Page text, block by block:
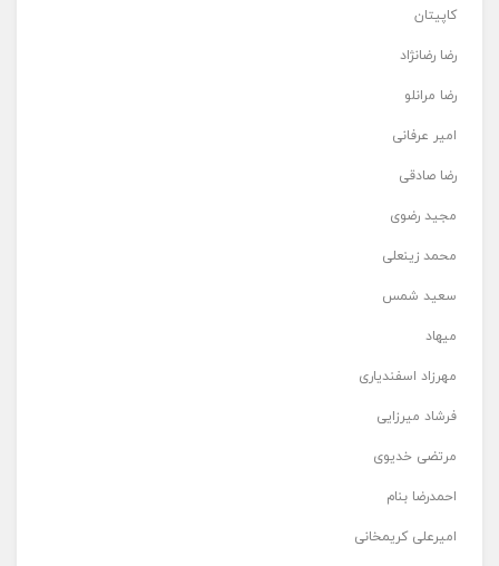
کاپیتان
رضا رضانژاد
رضا مرانلو
امیر عرفانی
رضا صادقی
مجید رضوی
محمد زینعلی
سعید شمس
میهاد
مهرزاد اسفندیاری
فرشاد میرزایی
مرتضی خدیوی
احمدرضا بنام
امیرعلی کریمخانی